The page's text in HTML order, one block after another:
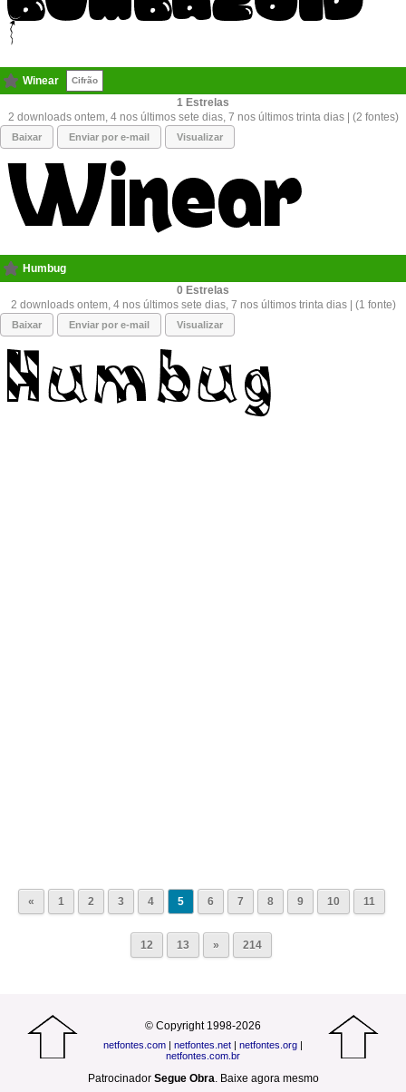
Winear Cifrão
1
2 downloads ontem, 4 nos últimos sete dias, 7 nos últimos trinta dias | (2 fontes)
Baixar Enviar por e-mail Visualizar
Humbug
0
2 downloads ontem, 4 nos últimos sete dias, 7 nos últimos trinta dias | (1 fonte)
Baixar Enviar por e-mail Visualizar
« 1 2 3 4 5 6 7 8 9 10 11
12 13 » 214
© Copyright 1998-2026
netfontes.com | netfontes.net | netfontes.org |
netfontes.com.br
Patrocinador Segue Obra. Baixe agora mesmo